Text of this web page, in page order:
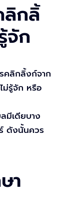
ลิกลิ้
จัก
คลิกลิ้งก์จาก
ม่รู้จัก หรือ
มีเดียบาง
ดังนั้นควร
า